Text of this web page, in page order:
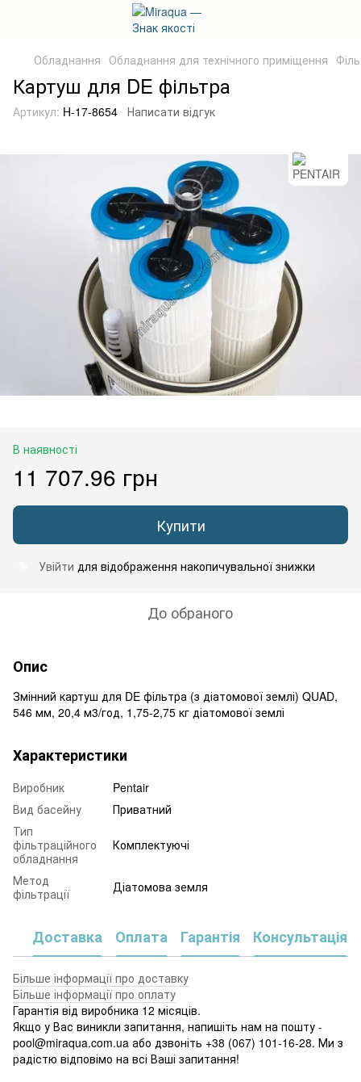
Обладнання Обладнання для технічного приміщення
Картуш для DE фільтра
Артикул: H-17-8654 Написати відгук
В наявності
11 707.96 грн
Купити
Увійти для відображення накопичувальної знижки
До обраного
Опис
Змінний картуш для DE фільтра (з діатомової землі) QUAD,
546 мм, 20,4 м3/год, 1,75-2,75 кг діатомової землі
Характеристики
Виробник
Pentair
Вид басейну
Приватний
Тип
фільтраційного
обладнання
Комплектуючі
Метод
фільтрації
Діатомова земля
Доставка Оплата Гарантія Консультація
Більше інформації про доставку
Більше інформації про оплату
Гарантія від виробника 12 місяців.
Якщо у Вас виникли запитання, напишіть нам на пошту -
pool@miraqua.com.ua або дзвоніть +38 (067) 101-16-28. Ми з
радістю відповімо на всі Ваші запитання!